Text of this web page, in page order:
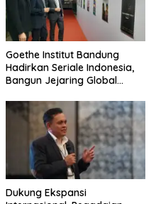
Goethe Institut Bandung
Hadirkan Seriale Indonesia,
Bangun Jejaring Global
Dukung Ekspansi